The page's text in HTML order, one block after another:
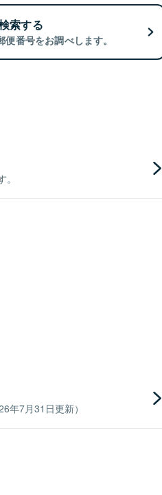
索する
番号をお調べします。
年7月31日更新）